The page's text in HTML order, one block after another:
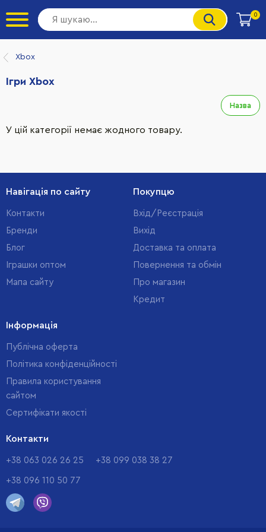
0
Xbox
Ігри Xbox
Назва
У цій категорії немає жодного товару.
Навігація по сайту
Контакти
Бренди
Блог
Іграшки оптом
Мапа сайту
Покупцю
Вхід/Реєстрація
Вихід
Доставка та оплата
Повернення та обмін
Про магазин
Кредит
Інформація
Публічна оферта
Політика конфіденційності
Правила користування
сайтом
Cертифікати якості
Контакти
+38 063 026 26 25 +38 099 038 38 27
+38 096 110 50 77